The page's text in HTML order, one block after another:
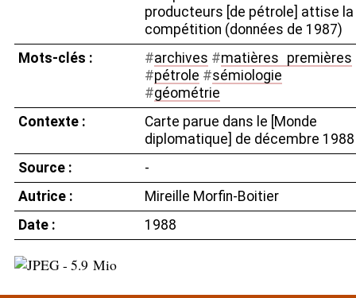
producteurs [de pétrole] attise la
compétition (données de 1987)
Mots-clés :
#archives #matières premières
#pétrole #sémiologie
#géométrie
Contexte :
Carte parue dans le [Monde
diplomatique] de décembre 1988
Source :
-
Autrice :
Mireille Morfin-Boitier
Date :
1988